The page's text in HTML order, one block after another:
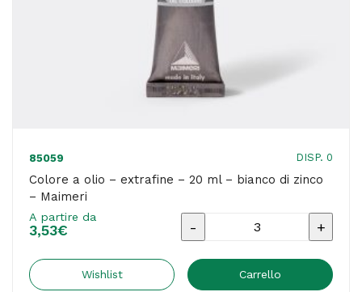
Maimeri
quantità
85059 DISP. 0
Colore a olio – extrafine – 20 ml – bianco di zinco
– Maimeri
A partire da
3,53€
Colore
olio
Wishlist Carrello